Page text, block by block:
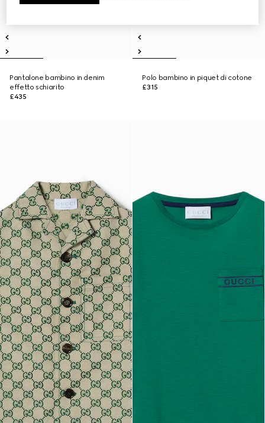
Pantalone bambino in denim
effetto schiarito
£435
Polo bambino in piquet di cotone
£315